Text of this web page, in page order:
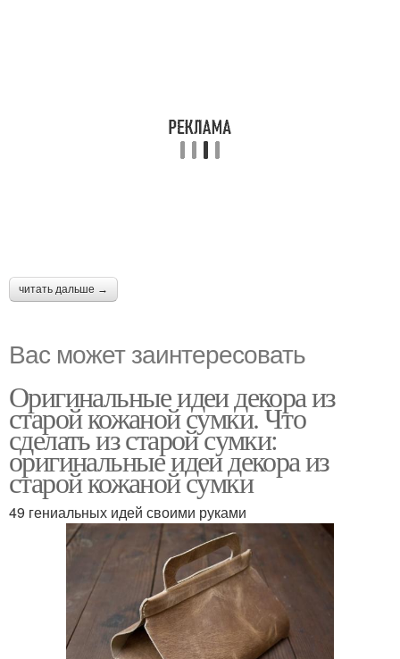
читать дальше →
Вас может заинтересовать
Оригинальные идеи декора из
старой кожаной сумки. Что
сделать из старой сумки:
оригинальные идеи декора из
старой кожаной сумки
49 гениальных идей своими руками